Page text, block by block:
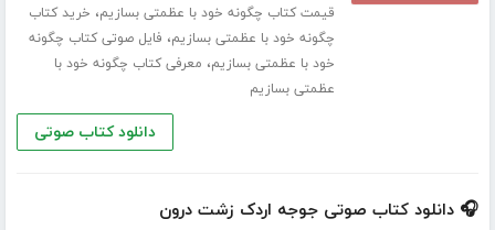
قیمت کتاب چگونه خود با عظمتی بسازیم، خرید کتاب
چگونه خود با عظمتی بسازیم، فایل صوتی کتاب چگونه
خود با عظمتی بسازیم، معرفی کتاب چگونه خود با
عظمتی بسازیم
دانلود کتاب صوتی
🎧 دانلود کتاب صوتی جوجه اردک زشت درون